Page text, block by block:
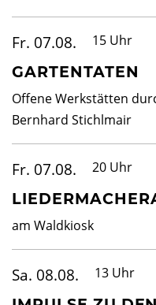
Fr. 07.08. 15 Uhr
GARTENTATEN
Offene Werkstätten
Bernhard Stichlmair
Fr. 07.08. 20 Uhr
am Waldkiosk
Sa. 08.08. 13 Uhr